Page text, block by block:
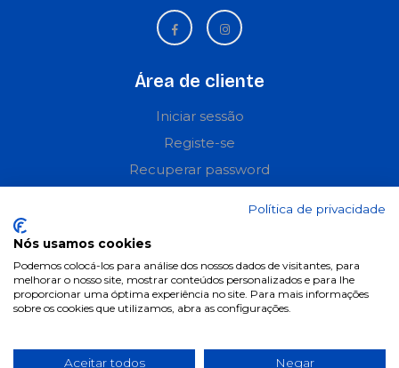
Área de cliente
Iniciar sessão
Registe-se
Recuperar password
Informações
Termos & Condições
Política de privacidade
Condições de campanhas
Política de privacidade
Nós usamos cookies
Podemos colocá-los para análise dos nossos dados de visitantes, para
melhorar o nosso site, mostrar conteúdos personalizados e para lhe
proporcionar uma óptima experiência no site. Para mais informações
sobre os cookies que utilizamos, abra as configurações.
Aceitar todos Negar